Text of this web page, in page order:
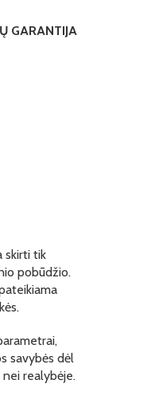
GARANTIJA
skirti tik
pobūdžio.
savybės dėl
realybėje.